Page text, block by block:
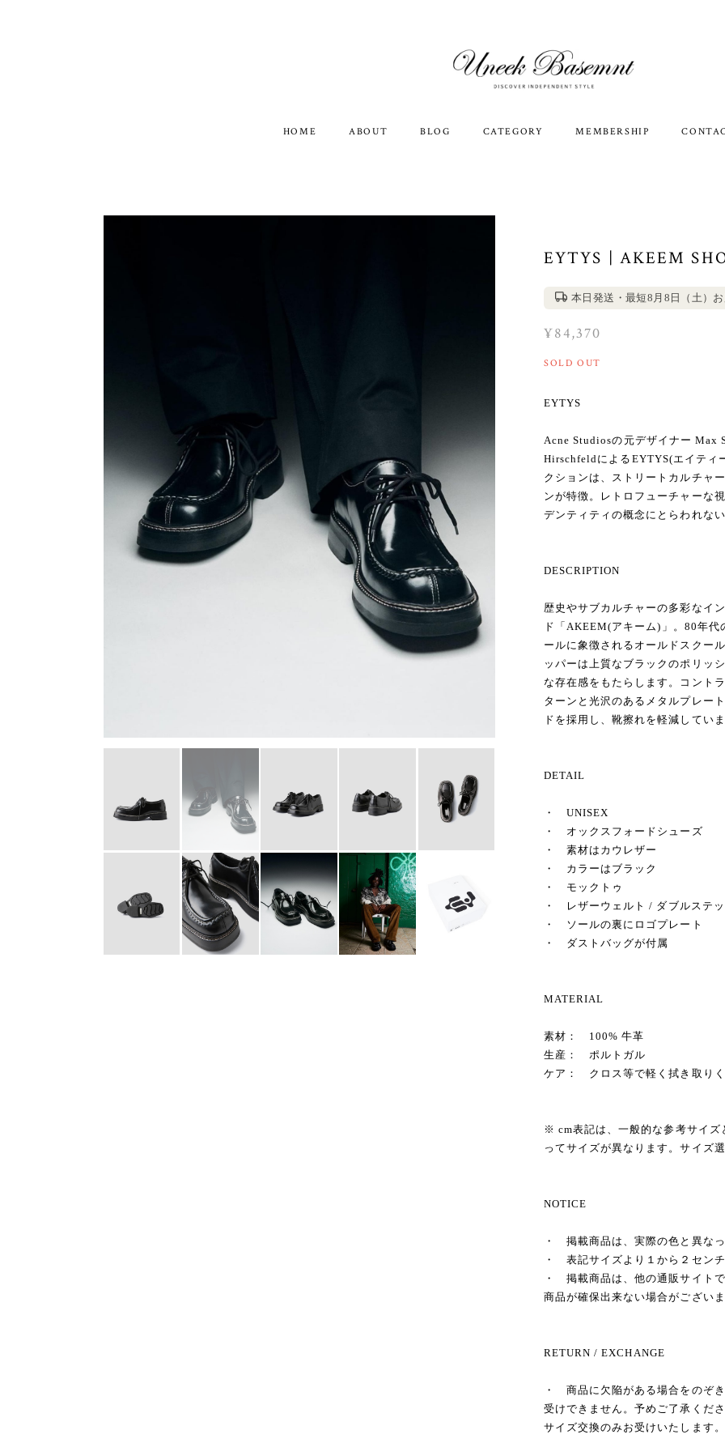
HOME ABOUT BLOG CATEGORY MEMBERSHIP
EYTYS | AKEEM
本日発送・最短8月8日（土）
¥84,370
SOLD OUT
EYTYS
Acne Studiosの元デザイナー Max
HirschfeldによるEYTYS(エイティ
クションは、ストリートカルチャ
ンが特徴。レトロフューチャーな
デンティティの概念にとらわれな
DESCRIPTION
歴史やサブカルチャーの多彩なイ
ド「AKEEM(アキーム)」。80年
ールに象徴されるオールドスクー
ッパーは上質なブラックのポリッ
な存在感をもたらします。コント
ターンと光沢のあるメタルプレー
ドを採用し、靴擦れを軽減していま
DETAIL
・ UNISEX
・ オックスフォードシューズ
・ 素材はカウレザー
・ カラーはブラック
・ モックトゥ
・ レザーウェルト / ダブルステ
・ ソールの裏にロゴプレート
・ ダストバッグが付属
MATERIAL
素材： 100% 牛革
生産： ポルトガル
ケア： クロス等で軽く拭き取りく
※ cm表記は、一般的な参考サイズ
ってサイズが異なります。サイズ
NOTICE
・ 掲載商品は、実際の色と異な
・ 表記サイズより１から２セン
・ 掲載商品は、他の通販サイト
商品が確保出来ない場合がござい
RETURN / EXCHANGE
・ 商品に欠陥がある場合をのぞ
受けできません。予めご了承くだ
サイズ交換のみお受けいたします。